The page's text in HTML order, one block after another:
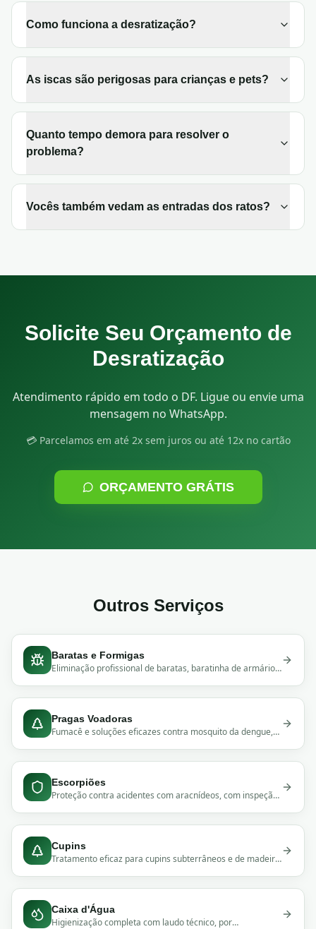
Como funciona a desratização?
As iscas são perigosas para crianças e pets?
Quanto tempo demora para resolver o
problema?
Vocês também vedam as entradas dos ratos?
Solicite Seu Orçamento de
Desratização
Atendimento rápido em todo o DF. Ligue ou envie uma
mensagem no WhatsApp.
💳 Parcelamos em até 2x sem juros ou até 12x no cartão
ORÇAMENTO GRÁTIS
Outros Serviços
Baratas e Formigas
Eliminação profissional de baratas, baratinha de armário
Pragas Voadoras
Fumacê e soluções eficazes contra mosquito da dengue,
Escorpiões
Proteção contra acidentes com aracnídeos, com inspeção
Cupins
Tratamento eficaz para cupins subterrâneos e de madeira
Caixa d'Água
Higienização completa com laudo técnico, por